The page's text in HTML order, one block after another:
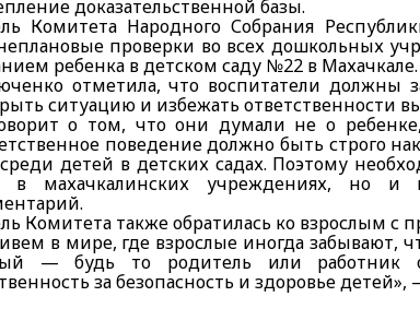
доказательственной базы.
Комитета Народного Собрания
проверки во всех дошкольных
ребенка в детском саду №22 в Махачкале.
отметила, что воспитатели должны
ситуацию и избежать ответственности
о том, что они думали не о
поведение должно быть строго
детей в детских садах. Поэтому
в махачкалинских учреждениях, но и
Комитета также обратилась ко взрослым
в мире, где взрослые иногда забывают,
— будь то родитель или работник
за безопасность и здоровье детей»,